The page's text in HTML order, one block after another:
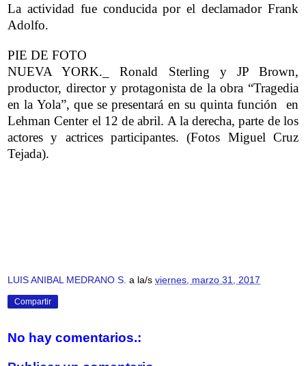
La actividad fue conducida por el declamador Frank
Adolfo.
PIE DE FOTO
NUEVA YORK._ Ronald Sterling y JP Brown,
productor, director y protagonista de la obra “Tragedia
en la Yola”, que se presentará en su quinta función en
Lehman Center el 12 de abril. A la derecha, parte de los
actores y actrices participantes. (Fotos Miguel Cruz
Tejada).
LUIS ANIBAL MEDRANO S. a la/s viernes, marzo 31, 2017
Compartir
No hay comentarios.: